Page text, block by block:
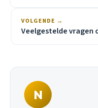
VOLGENDE →
Veelgestelde vragen
N